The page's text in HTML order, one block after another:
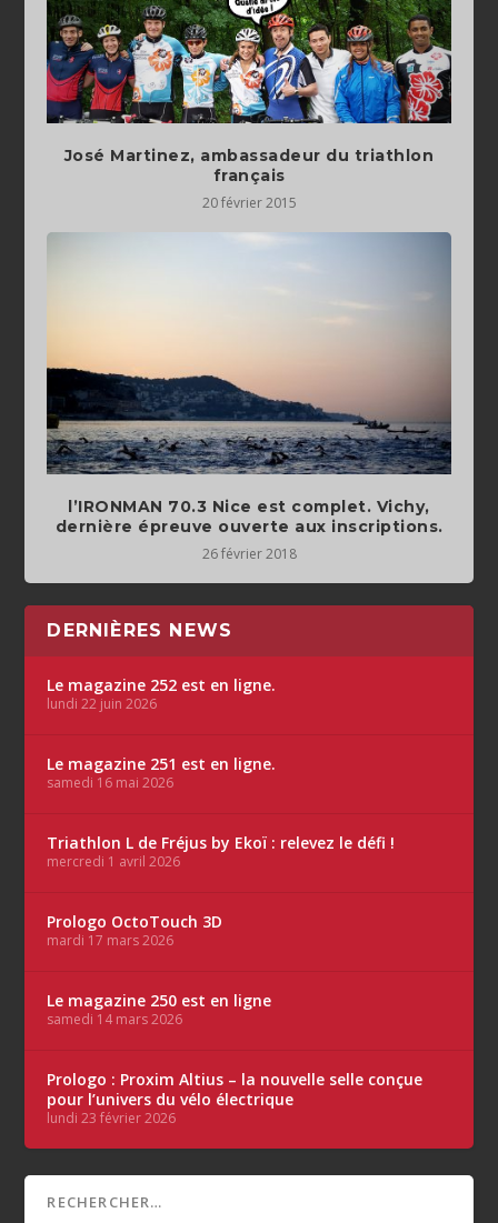
José Martinez, ambassadeur du triathlon
français
20 février 2015
l’IRONMAN 70.3 Nice est complet. Vichy,
dernière épreuve ouverte aux inscriptions.
26 février 2018
DERNIÈRES NEWS
Le magazine 252 est en ligne.
lundi 22 juin 2026
Le magazine 251 est en ligne.
samedi 16 mai 2026
Triathlon L de Fréjus by Ekoï : relevez le défi !
mercredi 1 avril 2026
Prologo OctoTouch 3D
mardi 17 mars 2026
Le magazine 250 est en ligne
samedi 14 mars 2026
Prologo : Proxim Altius – la nouvelle selle conçue
pour l’univers du vélo électrique
lundi 23 février 2026